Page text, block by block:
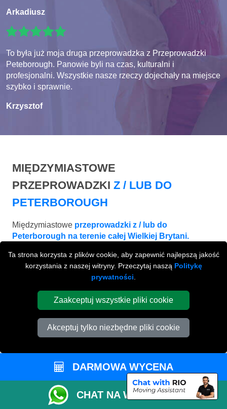
Ta strona korzysta z plików cookie, aby zapewnić najlepszą jakość
korzystania z naszej witryny. Przeczytaj naszą Politykę
prywatności
Zaakceptuj wszystkie pliki cookie
Akceptuj tylko niezbędne pliki cookie
Arkadiusz
To była już moja druga przeprowadzka z Przeprowadzki
Peteborough. Panowie byli na czas, kulturalni i
profesjonalni. Wszystkie nasze rzeczy dojechały na miejsce
szybko i sprawnie.
Krzysztof
MIĘDZYMIASTOWE
PRZEPROWADZKI Z / LUB DO
PETERBOROUGH
Międzymiastowe przeprowadzki z / lub do
Peterborough na terenie całej Wielkiej Brytani.
BRIGHTON
od £660
DARMOWA WYCENA
CHAT NA WHATSAPP